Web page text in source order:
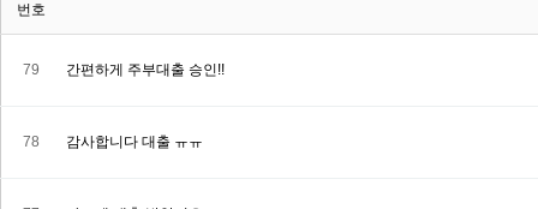
번호
79 간편하게 주부대출 승인!!
78 감사합니다 대출 ㅠㅠ